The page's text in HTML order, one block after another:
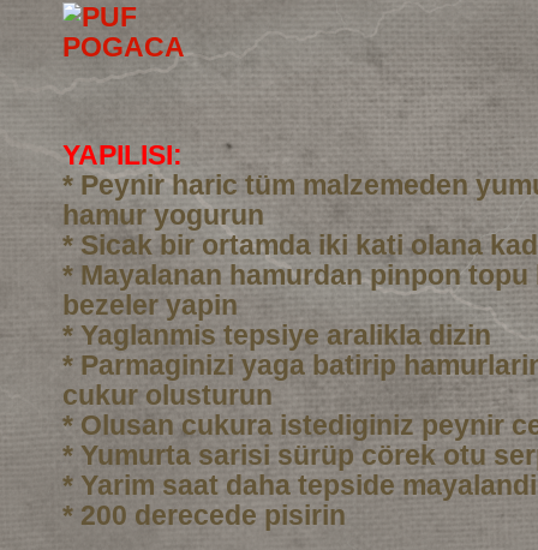
YAPILISI:
* Peynir haric tüm malzemeden
hamur yogurun
* Sicak bir ortamda iki kati olana
* Mayalanan hamurdan pinpon
bezeler yapin
* Yaglanmis tepsiye aralikla dizin
* Parmaginizi yaga batirip
cukur olusturun
* Olusan cukura istediginiz peynir
* Yumurta sarisi sürüp cörek otu
* Yarim saat daha tepside
* 200 derecede pisirin